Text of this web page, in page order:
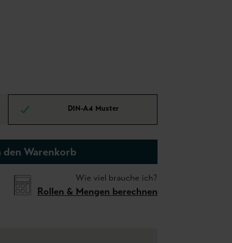
DIN-A4 Muster
den Warenkorb
Wie viel brauche ich?
Rollen & Mengen berechnen